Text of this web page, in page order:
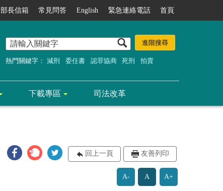
部長信箱 常見問答 English 緊急連絡電話 首頁
熱門關鍵字： 減刑 委任書 認罪協商 死刑 拍賣
下載專區 司法改革
回上一頁 友善列印
A- A A+